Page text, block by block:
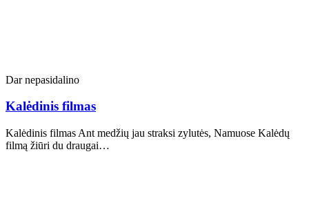
Dar nepasidalino
Kalėdinis filmas
Kalėdinis filmas Ant medžių jau straksi zylutės, Namuose Kalėdų
filmą žiūri du draugai…